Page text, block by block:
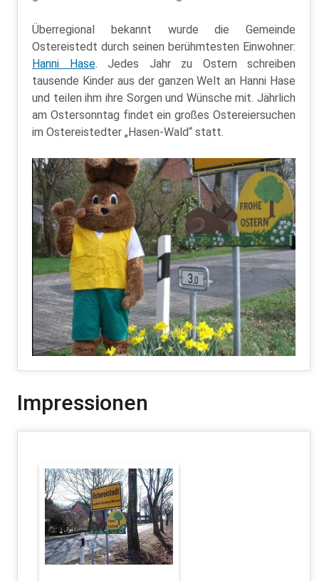
Überregional bekannt wurde die Gemeinde
Ostereistedt durch seinen berühmtesten Einwohner:
Hanni Hase. Jedes Jahr zu Ostern schreiben
tausende Kinder aus der ganzen Welt an Hanni Hase
und teilen ihm ihre Sorgen und Wünsche mit. Jährlich
am Ostersonntag findet ein großes Ostereiersuchen
im Ostereistedter „Hasen-Wald“ statt.
Impressionen